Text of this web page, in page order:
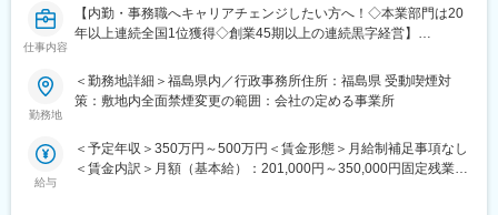
・主な取引先：国土交通省、農林水産省、地方自治体、鉄道運輸
機構、各種団体、大手ゼネコン
・在籍人数：全国9支社にて約1,000名以上の技術が活躍しており
ます！中途入社者、多数活躍中！
■ワークライフバランス：
・再雇用制度が整っており、60歳の定年後もほぼ同様に働き続け
仕事内容
【内勤・事務職へキャリアチェンジしたい方へ！◇本業部門は20
年以上連続全国1位獲得◇創業45期以上の連続黒字経営】
■業務概要：
発注者支援業務（国土交通省や地方自治体等の官公庁が発注する
公共事業で、発注者が行う業務を代行する補助業務）のうち、工
成の補助業務等、「資料作成」をメインでお任せいたします。
勤務地
＜勤務地詳細＞福島県内／行政事務所住所：福島県 受動喫煙対
策：敷地内全面禁煙変更の範囲：会社の定める事業所
給与
＜予定年収＞350万円～500万円＜賃金形態＞月給制補足事項なし
＜賃金内訳＞月額（基本給）：201,000円～350,000円固定残業手